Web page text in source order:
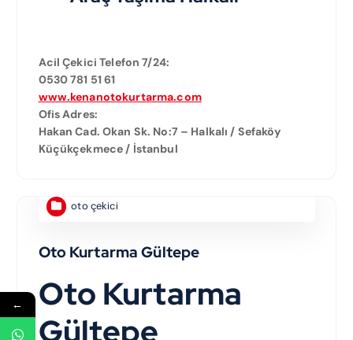
Acil Çekici Telefon 7/24:
0530 781 51 61
www.kenanotokurtarma.com
Ofis Adres:
Hakan Cad. Okan Sk. No:7 – Halkalı / Sefaköy
Küçükçekmece / İstanbul
oto çekici
Oto Kurtarma Gültepe
Oto Kurtarma
Gültepe
←